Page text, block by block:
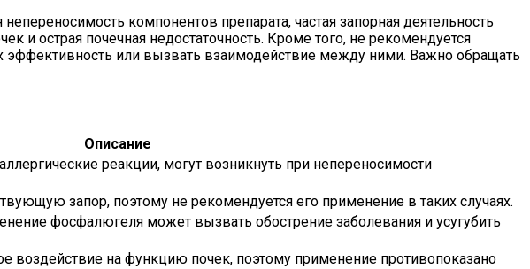
компонентов препарата, частая запорная деятельность
и острая почечная недостаточность. Кроме того, не рекомендуется
или вызвать взаимодействие между ними. Важно обращать
Описание
реакции, могут возникнуть при непереносимости
запор, поэтому не рекомендуется его применение в таких случаях.
фосфалюгеля может вызвать обострение заболевания и усугубить
воздействие на функцию почек, поэтому применение противопоказано